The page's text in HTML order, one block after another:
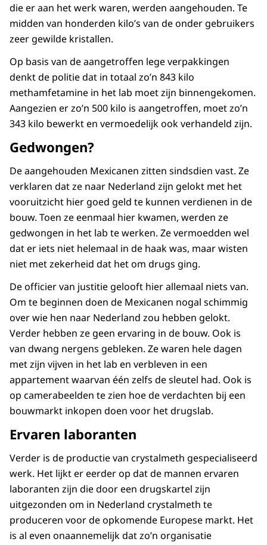
die er aan het werk waren, werden aangehouden. Te
midden van honderden kilo’s van de onder gebruikers
zeer gewilde kristallen.
Op basis van de aangetroffen lege verpakkingen
denkt de politie dat in totaal zo’n 843 kilo
methamfetamine in het lab moet zijn binnengekomen.
Aangezien er zo’n 500 kilo is aangetroffen, moet zo’n
343 kilo bewerkt en vermoedelijk ook verhandeld zijn.
Gedwongen?
De aangehouden Mexicanen zitten sindsdien vast. Ze
verklaren dat ze naar Nederland zijn gelokt met het
vooruitzicht hier goed geld te kunnen verdienen in de
bouw. Toen ze eenmaal hier kwamen, werden ze
gedwongen in het lab te werken. Ze vermoedden wel
dat er iets niet helemaal in de haak was, maar wisten
niet met zekerheid dat het om drugs ging.
De officier van justitie gelooft hier allemaal niets van.
Om te beginnen doen de Mexicanen nogal schimmig
over wie hen naar Nederland zou hebben gelokt.
Verder hebben ze geen ervaring in de bouw. Ook is
van dwang nergens gebleken. Ze waren hele dagen
met zijn vijven in het lab en verbleven in een
appartement waarvan één zelfs de sleutel had. Ook is
op camerabeelden te zien hoe de verdachten bij een
bouwmarkt inkopen doen voor het drugslab.
Ervaren laboranten
Verder is de productie van crystalmeth gespecialiseerd
werk. Het lijkt er eerder op dat de mannen ervaren
laboranten zijn die door een drugskartel zijn
uitgezonden om in Nederland crystalmeth te
produceren voor de opkomende Europese markt. Het
is al even onaannemelijk dat zo’n organisatie